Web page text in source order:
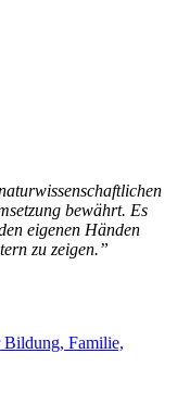
bewährt. Es
eigenen Händen
zu zeigen.”